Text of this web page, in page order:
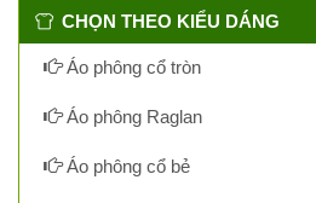
CHỌN THEO KIỂU DÁNG
Áo phông cổ tròn
Áo phông Raglan
Áo phông cổ bẻ